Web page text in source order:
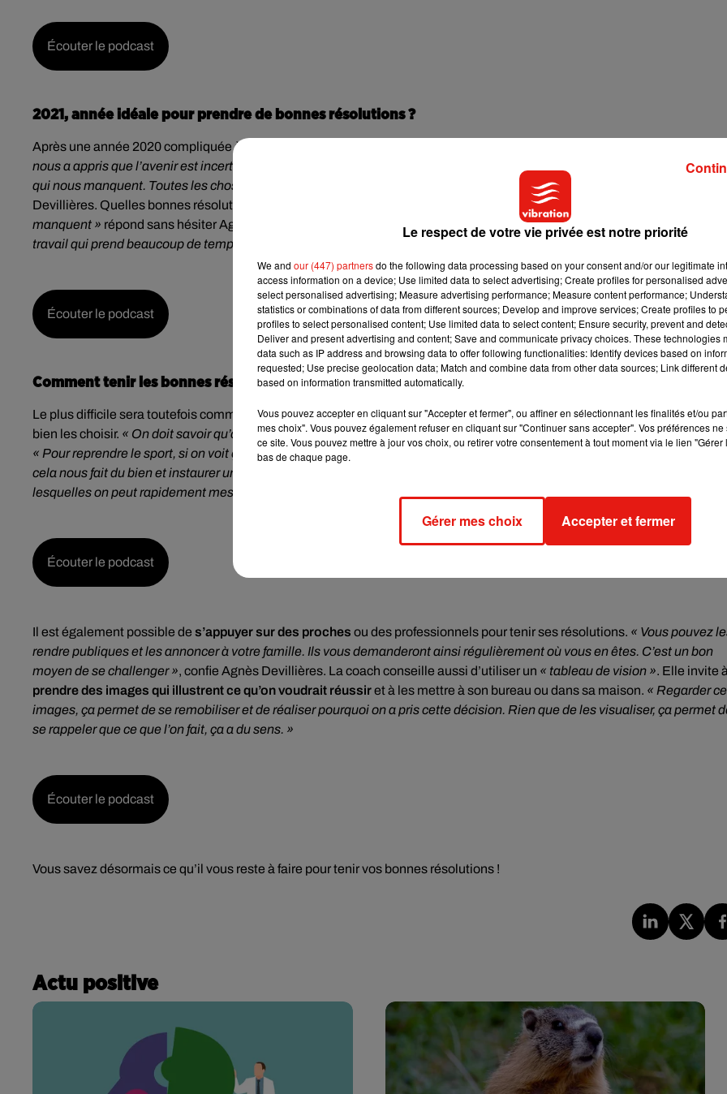
Écouter le podcast
2021, année idéale pour prendre de bonnes résolutions ?
Après une année 2020 compliquée à tout point de vue, l’année 2021 qui arrive peut servir à
nous a appris que l’avenir est incertain. 2021 est donc l’année ou jamais où l’on peut se mobiliser et renouer avec des
qui nous manquent. Toutes les choses qu’on ne fait jamais, c’est l’année parfaite pour les mettre en œuvre ! »
Devillières. Quelles bonnes résolutions choisir ?
« Prendre des nouvelles et aller à la rencontre des gens qui nous
manquent » répond sans hésiter Agnès Devillières.
« Mais aussi prendre soin de soi. On est souvent très occupés, avec un
travail qui prend beaucoup de temps, mais prendre soin de soi est important. »
Écouter le podcast
Comment tenir les bonnes résolutions ?
Le plus difficile sera toutefois comme chaque année detenir les bonnes résolutions sur la durée. Pour réussir, il faut déjà
bien les choisir. « On doit savoir qu’on va gagner quelque chose avec, et ne pas se priver », explique Agnès Devillières.
« Pour reprendre le sport, si on voit ça comme une contrainte, ça va être compliqué. Il faut plutôt se demander à quel
cela nous fait du bien et instaurer un système de récompenses. Les bonnes résolutions qu’on garde sont celles pour
lesquelles on peut rapidement mesurer les bienfaits. »
Écouter le podcast
Il est également possible de s’appuyer sur des proches ou des professionnels pour tenir ses résolutions. « Vous pouvez
rendre publiques et les annoncer à votre famille. Ils vous demanderont ainsi régulièrement où vous en êtes. C’est un bon
moyen de se challenger », confie Agnès Devillières. La coach conseille aussi d’utiliser un « tableau de vision ». Elle invite à
prendre des images qui illustrent ce qu’on voudrait réussiret à les mettre à son bureau ou dans sa maison. « Regarder
images, ça permet de se remobiliser et de réaliser pourquoi on a pris cette décision. Rien que de les visualiser, ça permet
se rappeler que ce que l’on fait, ça a du sens. »
Écouter le podcast
Vous savez désormais ce qu’il vous reste à faire pour tenir vos bonnes résolutions !
Actu positive
Le respect de votre vie privée est notre priorité
We and our (447) partnersdo the following data processing based on your consent and/or our legitimate
access information on a device; Use limited data to select advertising; Create profiles for personalised
select personalised advertising; Measure advertising performance; Measure content performance;
statistics or combinations of data from different sources; Develop and improve services; Create profiles to
profiles to select personalised content; Use limited data to select content; Ensure security, prevent and
Deliver and present advertising and content; Save and communicate privacy choices. These technologies
data such as IP address and browsing data to offer following functionalities: Identify devices based on
requested; Use precise geolocation data; Match and combine data from other data sources; Link different
based on information transmitted automatically.
Vous pouvez accepter en cliquant sur "Accepter et fermer", ou affiner en sélectionnant les finalités et/ou
mes choix". Vous pouvez également refuser en cliquant sur "Continuer sans accepter". Vos préférences
ce site. Vous pouvez mettre à jour vos choix, ou retirer votre consentement à tout moment via le lien
bas de chaque page.
Gérer mes choix Accepter et fermer